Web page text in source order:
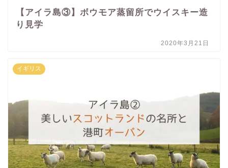
【アイラ島③】ボウモア蒸留所でウイスキー造
り見学
2020年3月21日
イギリス